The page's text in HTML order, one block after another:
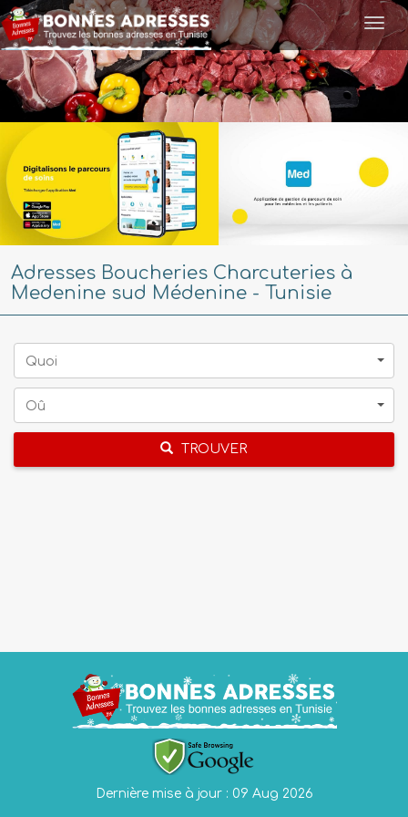
Adresses Boucheries Charcuteries à
Medenine sud Médenine - Tunisie
Quoi
Oû
TROUVER
Dernière mise à jour : 09 Aug 2026